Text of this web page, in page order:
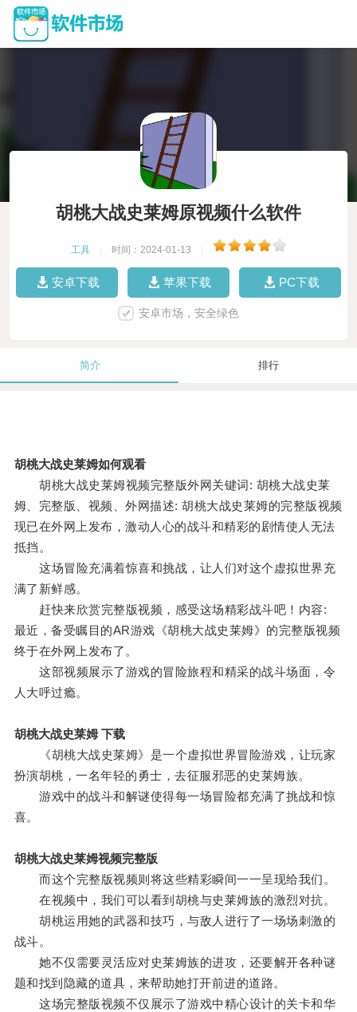
胡桃大战史莱姆原视频什么软件
工具 时间：2024-01-13
安卓下载 苹果下载 PC下载
安卓市场，安全绿色
简介 排行
胡桃大战史莱姆如何观看
胡桃大战史莱姆视频完整版外网关键词: 胡桃大战史莱
姆、完整版、视频、外网描述: 胡桃大战史莱姆的完整版视频
现已在外网上发布，激动人心的战斗和精彩的剧情使人无法
抵挡。
这场冒险充满着惊喜和挑战，让人们对这个虚拟世界充
满了新鲜感。
赶快来欣赏完整版视频，感受这场精彩战斗吧！内容:
最近，备受瞩目的AR游戏《胡桃大战史莱姆》的完整版视频
终于在外网上发布了。
这部视频展示了游戏的冒险旅程和精采的战斗场面，令
人大呼过瘾。
胡桃大战史莱姆 下载
《胡桃大战史莱姆》是一个虚拟世界冒险游戏，让玩家
扮演胡桃，一名年轻的勇士，去征服邪恶的史莱姆族。
游戏中的战斗和解谜使得每一场冒险都充满了挑战和惊
喜。
胡桃大战史莱姆视频完整版
而这个完整版视频则将这些精彩瞬间一一呈现给我们。
在视频中，我们可以看到胡桃与史莱姆族的激烈对抗。
胡桃运用她的武器和技巧，与敌人进行了一场场刺激的
战斗。
她不仅需要灵活应对史莱姆族的进攻，还要解开各种谜
题和找到隐藏的道具，来帮助她打开前进的道路。
这场完整版视频不仅展示了游戏中精心设计的关卡和华